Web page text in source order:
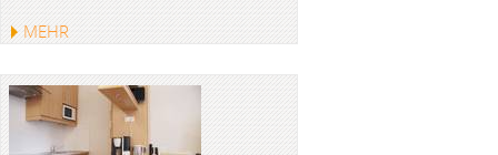
MEHR